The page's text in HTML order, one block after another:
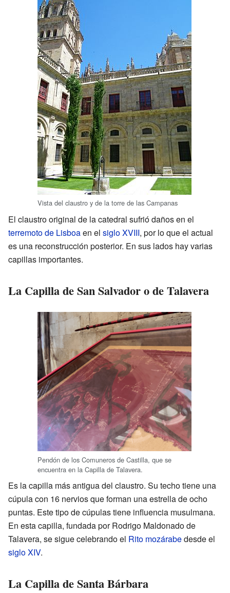
Vista del claustro y de la torre de las Campanas
El claustro original de la catedral sufrió daños en el
terremoto de Lisboaen el siglo XVIII, por lo que el actual
es una reconstrucción posterior. En sus lados hay varias
capillas importantes.
La Capilla de San Salvador o de Talavera
Pendón de los Comuneros de Castilla, que se
encuentra en la Capilla de Talavera.
Es la capilla más antigua del claustro. Su techo tiene una
cúpula con 16 nervios que forman una estrella de ocho
puntas. Este tipo de cúpulas tiene influencia musulmana.
En esta capilla, fundada por Rodrigo Maldonado de
Talavera, se sigue celebrando el Rito mozárabedesde el
siglo XIV.
La Capilla de Santa Bárbara